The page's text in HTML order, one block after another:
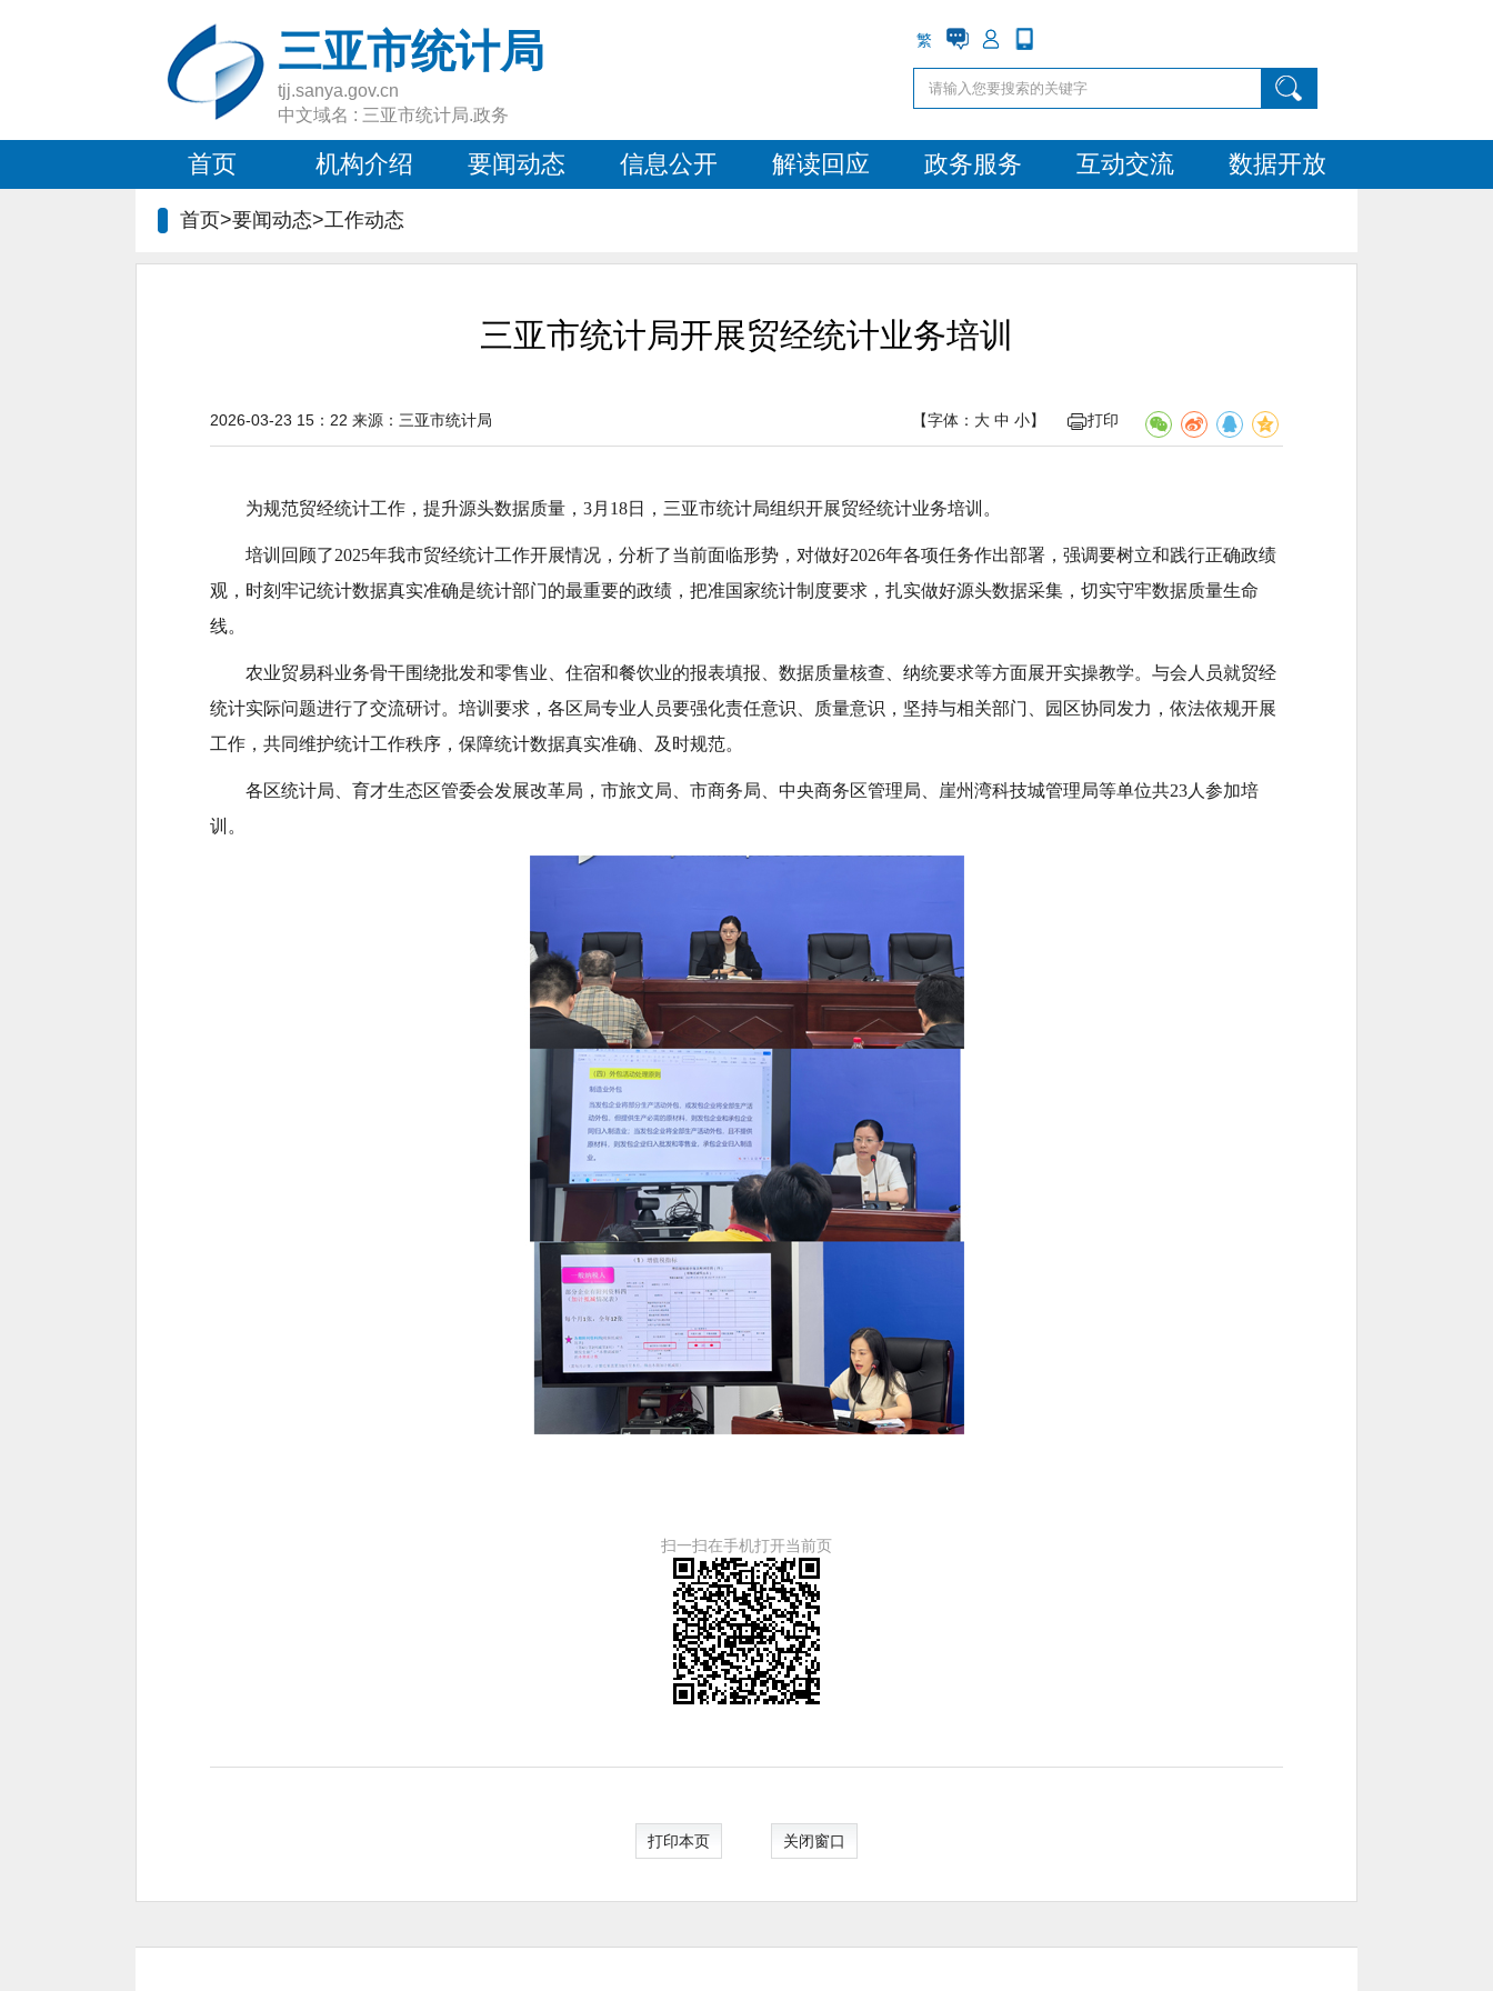
三亚市统计局
tjj.sanya.gov.cn
中文域名 : 三亚市统计局.政务
繁
首页 机构介绍 要闻动态 信息公开 解读回应 政务服务 互动交流 数据开放
首页>要闻动态>工作动态
三亚市统计局开展贸经统计业务培训
【字体： 大 中 小】 打印
2026-03-23 15：22 来源： 三亚市统计局
为规范贸经统计工作，提升源头数据质量，3月18日，三亚市统计局组织开展贸经统计业务培训。
培训回顾了2025年我市贸经统计工作开展情况，分析了当前面临形势，对做好2026年各项任务作出部署，强调要树立和践行正确政绩
观，时刻牢记统计数据真实准确是统计部门的最重要的政绩，把准国家统计制度要求，扎实做好源头数据采集，切实守牢数据质量生命
线。
农业贸易科业务骨干围绕批发和零售业、住宿和餐饮业的报表填报、数据质量核查、纳统要求等方面展开实操教学。与会人员就贸经
统计实际问题进行了交流研讨。培训要求，各区局专业人员要强化责任意识、质量意识，坚持与相关部门、园区协同发力，依法依规开展
工作，共同维护统计工作秩序，保障统计数据真实准确、及时规范。
各区统计局、育才生态区管委会发展改革局，市旅文局、市商务局、中央商务区管理局、崖州湾科技城管理局等单位共23人参加培
训。
扫一扫在手机打开当前页
打印本页 关闭窗口